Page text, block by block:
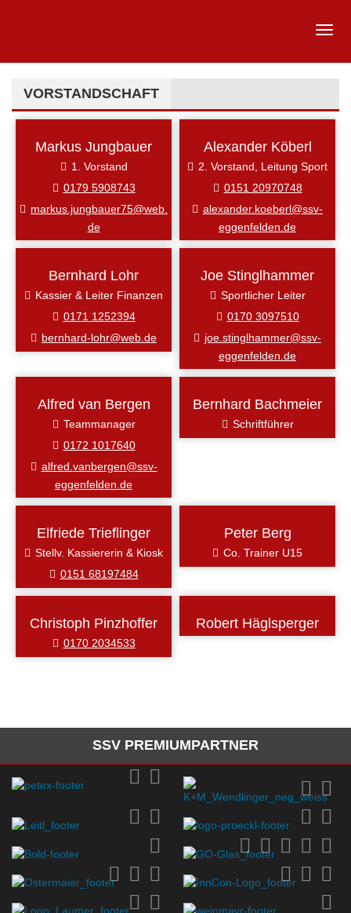
VORSTANDSCHAFT
Markus Jungbauer
1. Vorstand
0179 5908743
markus.jungbauer75@web.
de
Alexander Köberl
2. Vorstand, Leitung Sport
0151 20970748
alexander.koeberl@ssv-
eggenfelden.de
Bernhard Lohr
Kassier & Leiter Finanzen
0171 1252394
bernhard-lohr@web.de
Joe Stinglhammer
Sportlicher Leiter
0170 3097510
joe.stinglhammer@ssv-
eggenfelden.de
Alfred van Bergen
Teammanager
0172 1017640
alfred.vanbergen@ssv-
eggenfelden.de
Bernhard Bachmeier
Schriftführer
Elfriede Trieflinger
Stellv. Kassiererin & Kiosk
0151 68197484
Peter Berg
Co. Trainer U15
Christoph Pinzhoffer
0170 2034533
Robert Häglsperger
SSV PREMIUMPARTNER